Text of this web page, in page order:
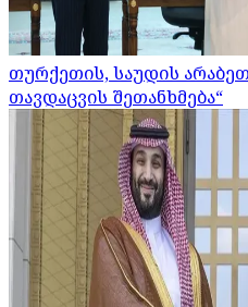
თურქეთის, საუდის
თავდაცვის შეთანხმება“